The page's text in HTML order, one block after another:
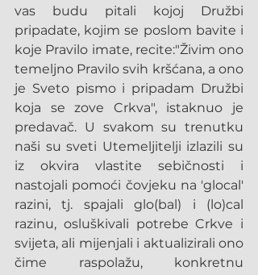
vas budu pitali kojoj Družbi
pripadate, kojim se poslom bavite i
koje Pravilo imate, recite:"Živim ono
temeljno Pravilo svih kršćana, a ono
je Sveto pismo i pripadam Družbi
koja se zove Crkva", istaknuo je
predavač. U svakom su trenutku
naši su sveti Utemeljitelji izlazili su
iz okvira vlastite sebičnosti i
nastojali pomoći čovjeku na 'glocal'
razini, tj. spajali glo(bal) i (lo)cal
razinu, osluškivali potrebe Crkve i
svijeta, ali mijenjali i aktualizirali ono
čime raspolažu, konkretnu